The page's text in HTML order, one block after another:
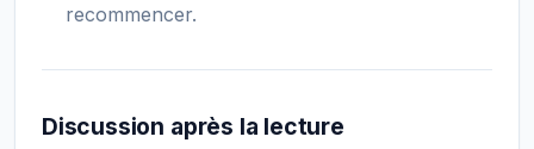
recommencer.
Discussion après la lecture